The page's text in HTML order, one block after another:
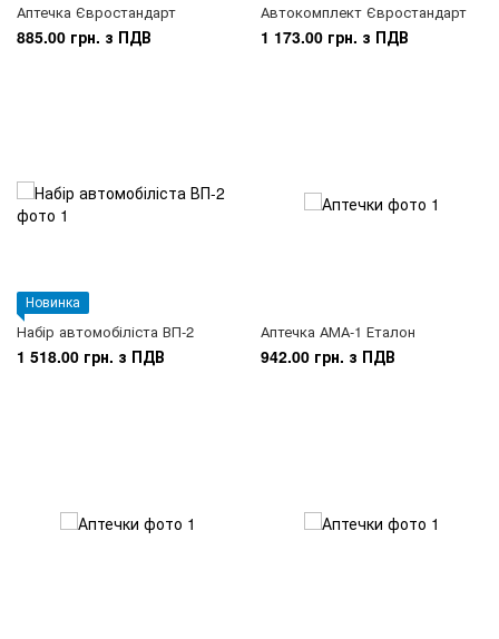
Аптечка Євростандарт
885.00 грн. з ПДВ
Автокомплект Євростандарт
1 173.00 грн. з ПДВ
Новинка
Набір автомобіліста ВП-2
1 518.00 грн. з ПДВ
Аптечка АМА-1 Еталон
942.00 грн. з ПДВ